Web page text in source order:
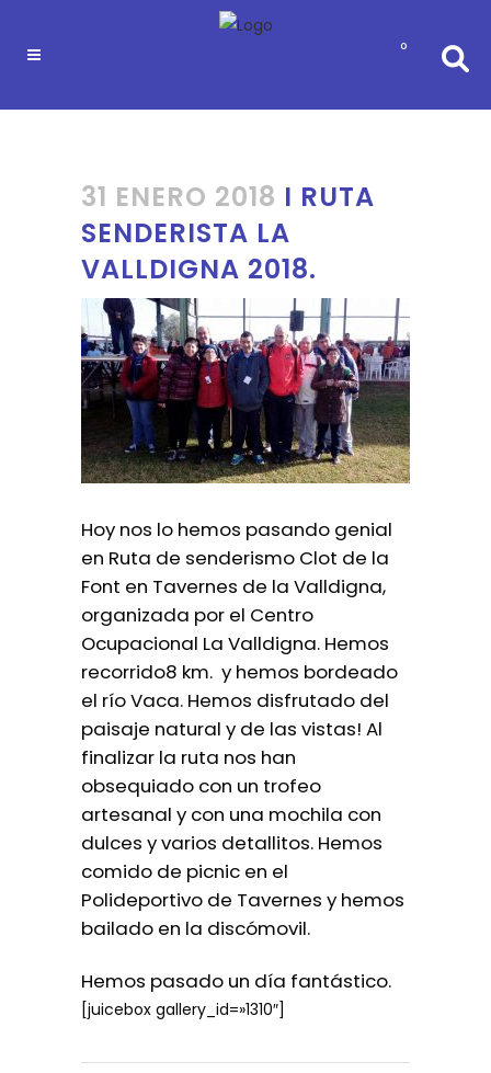
0
31 ENERO 2018 I RUTA
SENDERISTA LA
VALLDIGNA 2018.
Hoy nos lo hemos pasando genial
en Ruta de senderismo Clot de la
Font en Tavernes de la Valldigna,
organizada por el Centro
Ocupacional La Valldigna. Hemos
recorrido8 km. y hemos bordeado
el río Vaca. Hemos disfrutado del
paisaje natural y de las vistas! Al
finalizar la ruta nos han
obsequiado con un trofeo
artesanal y con una mochila con
dulces y varios detallitos. Hemos
comido de picnic en el
Polideportivo de Tavernes y hemos
bailado en la discómovil.
Hemos pasado un día fantástico.
[juicebox gallery_id=»1310″]